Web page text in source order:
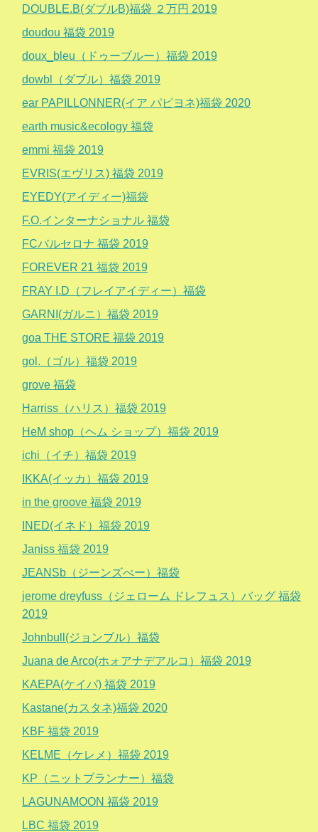
DOUBLE.B(ダブルB)福袋 ２万円 2019
doudou 福袋 2019
doux_bleu（ドゥーブルー）福袋 2019
dowbl（ダブル）福袋 2019
ear PAPILLONNER(イア パピヨネ)福袋 2020
earth music&ecology 福袋
emmi 福袋 2019
EVRIS(エヴリス) 福袋 2019
EYEDY(アイディー)福袋
F.O.インターナショナル 福袋
FCバルセロナ 福袋 2019
FOREVER 21 福袋 2019
FRAY I.D（フレイアイディー）福袋
GARNI(ガルニ）福袋 2019
goa THE STORE 福袋 2019
gol.（ゴル）福袋 2019
grove 福袋
Harriss（ハリス）福袋 2019
HeM shop（ヘム ショップ）福袋 2019
ichi（イチ）福袋 2019
IKKA(イッカ）福袋 2019
in the groove 福袋 2019
INED(イネド）福袋 2019
Janiss 福袋 2019
JEANSb（ジーンズべー）福袋
jerome dreyfuss（ジェローム ドレフュス）バッグ 福袋
2019
Johnbull(ジョンブル）福袋
Juana de Arco(ホォアナデアルコ）福袋 2019
KAEPA(ケイパ) 福袋 2019
Kastane(カスタネ)福袋 2020
KBF 福袋 2019
KELME（ケレメ）福袋 2019
KP（ニットプランナー）福袋
LAGUNAMOON 福袋 2019
LBC 福袋 2019